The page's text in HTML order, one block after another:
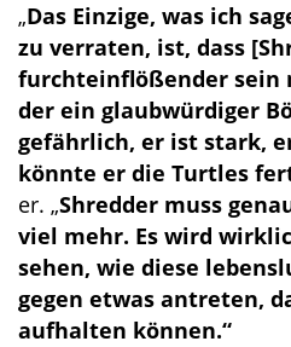
„Das Einzige, was ich
zu verraten, ist, dass
furchteinflößender sein
der ein glaubwürdiger
gefährlich, er ist stark,
könnte er die Turtles
er. „Shredder muss
viel mehr. Es wird
sehen, wie diese
gegen etwas antreten,
aufhalten können.“